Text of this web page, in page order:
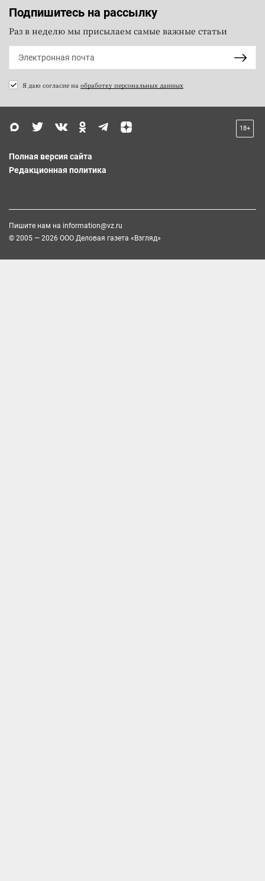
Подпишитесь на рассылку
Раз в неделю мы присылаем самые важные статьи
Я даю согласие на обработку персональных данных
18+
Полная версия сайта
Редакционная политика
Пишите нам на information@vz.ru
© 2005 — 2026 ООО Деловая газета «Взгляд»